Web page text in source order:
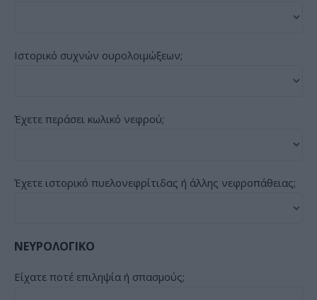
Ιστορικό συχνών ουρολοιμώξεων;
Έχετε περάσει κωλικό νεφρού;
Έχετε ιστορικό πυελονεφρίτιδας ή άλλης νεφροπάθειας;
ΝΕΥΡΟΛΟΓΙΚΟ
Είχατε ποτέ επιληψία ή σπασμούς;